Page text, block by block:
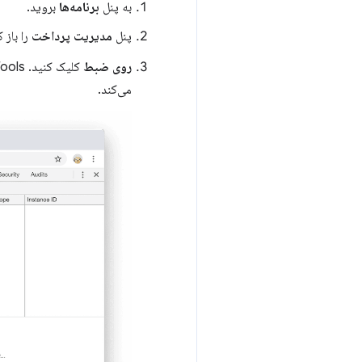
به پنل برنامه‌ها بروید.
پنل مدیریت پرداخت را
روی ضبط
می‌کند.